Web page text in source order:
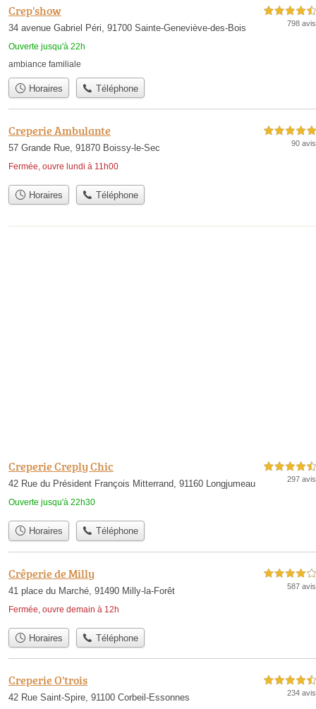
Crep'show
34 avenue Gabriel Péri, 91700 Sainte-Geneviève-des-Bois
Ouverte jusqu'à 22h
4,5 étoiles sur 5
798 avis
ambiance familiale
Horaires Téléphone
Creperie Ambulante
57 Grande Rue, 91870 Boissy-le-Sec
Fermée, ouvre lundi à 11h00
5,0 étoiles sur 5
90 avis
Horaires Téléphone
Creperie Creply Chic
42 Rue du Président François Mitterrand, 91160 Longjumeau
Ouverte jusqu'à 22h30
4,5 étoiles sur 5
297 avis
Horaires Téléphone
Crêperie de Milly
41 place du Marché, 91490 Milly-la-Forêt
Fermée, ouvre demain à 12h
4,0 étoiles sur 5
587 avis
Horaires Téléphone
Creperie O'trois
42 Rue Saint-Spire, 91100 Corbeil-Essonnes
4,5 étoiles sur 5
234 avis